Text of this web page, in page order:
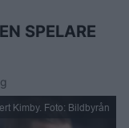
SPELARE
Kimby. Foto: Bildbyrån